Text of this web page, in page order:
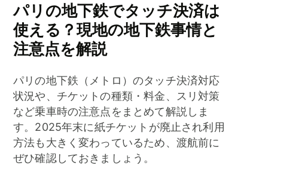
パリの地下鉄でタッチ決済は
使える？現地の地下鉄事情と
注意点を解説
パリの地下鉄（メトロ）のタッチ決済対応
状況や、チケットの種類・料金、スリ対策
など乗車時の注意点をまとめて解説しま
す。2025年末に紙チケットが廃止され利用
方法も大きく変わっているため、渡航前に
ぜひ確認しておきましょう。